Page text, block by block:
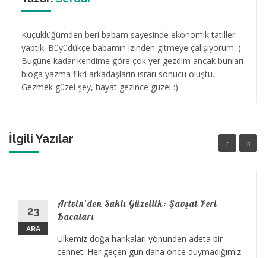
Küçüklüğümden beri babam sayesinde ekonomik tatiller
yaptık. Büyüdükçe babamın izinden gitmeye çalışıyorum :)
Bugüne kadar kendime göre çok yer gezdim ancak bunları
bloga yazma fikri arkadaşların ısrarı sonucu oluştu.
Gezmek güzel şey, hayat gezince güzel :)
İlgili Yazılar
23
ARA
Artvin’den Saklı Güzellik: Şavşat Peri
Bacaları
Ülkemiz doğa harikaları yönünden adeta bir
cennet. Her geçen gün daha önce duymadığımız